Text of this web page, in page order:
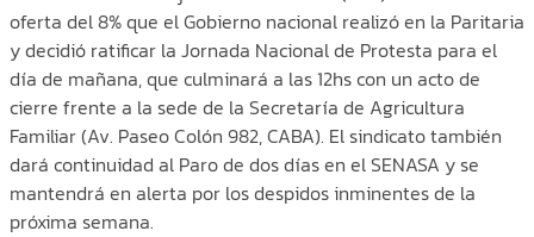
oferta del 8% que el Gobierno nacional realizó en la Paritaria
y decidió ratificar la Jornada Nacional de Protesta para el
día de mañana, que culminará a las 12hs con un acto de
cierre frente a la sede de la Secretaría de Agricultura
Familiar (Av. Paseo Colón 982, CABA). El sindicato también
dará continuidad al Paro de dos días en el SENASA y se
mantendrá en alerta por los despidos inminentes de la
próxima semana.